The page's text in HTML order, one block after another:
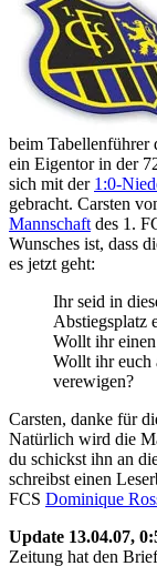
beim Tabellenführer
ein Eigentor in der
sich mit der 1:0-
gebracht. Carsten
Mannschaft des 1.
Wunsches ist, dass
es jetzt geht:
Ihr seid in
Wollt ihr
Wollt ihr euch
verewigen?
Carsten, danke für
Natürlich wird die
du schickst ihn an
schreibst einen
FCS Dominique
Update 13.04.07,
Zeitung hat den